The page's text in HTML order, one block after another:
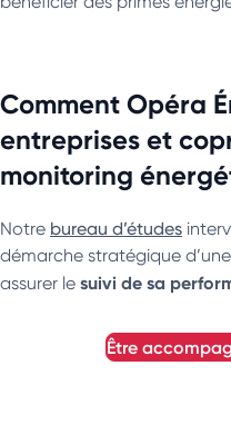
Comment Opéra
entreprises et
monitoring
Notre bureau d’études
démarche stratégique
assurer le suivi de sa
être